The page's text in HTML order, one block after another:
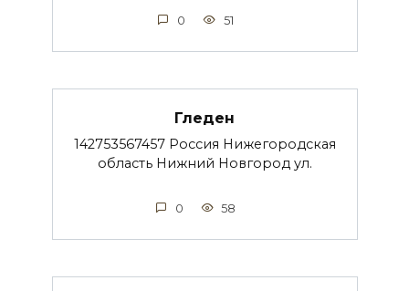
0 51
Гледен
142753567457 Россия Нижегородская
область Нижний Новгород ул.
0 58